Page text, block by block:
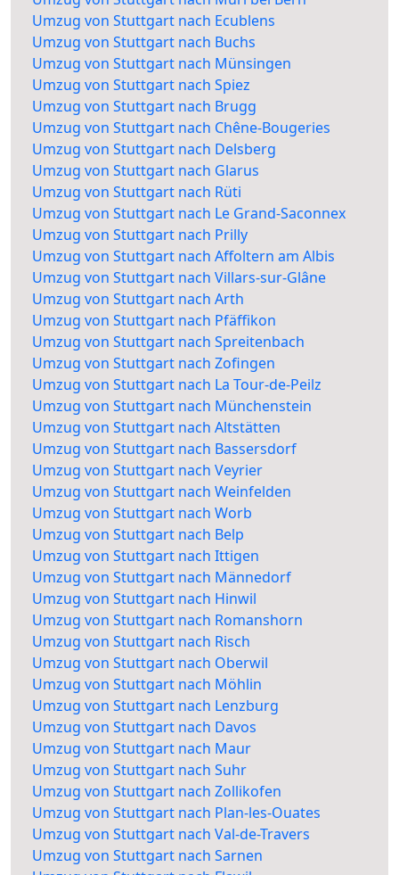
Umzug von Stuttgart nach Ecublens
Umzug von Stuttgart nach Buchs
Umzug von Stuttgart nach Münsingen
Umzug von Stuttgart nach Spiez
Umzug von Stuttgart nach Brugg
Umzug von Stuttgart nach Chêne-Bougeries
Umzug von Stuttgart nach Delsberg
Umzug von Stuttgart nach Glarus
Umzug von Stuttgart nach Rüti
Umzug von Stuttgart nach Le Grand-Saconnex
Umzug von Stuttgart nach Prilly
Umzug von Stuttgart nach Affoltern am Albis
Umzug von Stuttgart nach Villars-sur-Glâne
Umzug von Stuttgart nach Arth
Umzug von Stuttgart nach Pfäffikon
Umzug von Stuttgart nach Spreitenbach
Umzug von Stuttgart nach Zofingen
Umzug von Stuttgart nach La Tour-de-Peilz
Umzug von Stuttgart nach Münchenstein
Umzug von Stuttgart nach Altstätten
Umzug von Stuttgart nach Bassersdorf
Umzug von Stuttgart nach Veyrier
Umzug von Stuttgart nach Weinfelden
Umzug von Stuttgart nach Worb
Umzug von Stuttgart nach Belp
Umzug von Stuttgart nach Ittigen
Umzug von Stuttgart nach Männedorf
Umzug von Stuttgart nach Hinwil
Umzug von Stuttgart nach Romanshorn
Umzug von Stuttgart nach Risch
Umzug von Stuttgart nach Oberwil
Umzug von Stuttgart nach Möhlin
Umzug von Stuttgart nach Lenzburg
Umzug von Stuttgart nach Davos
Umzug von Stuttgart nach Maur
Umzug von Stuttgart nach Suhr
Umzug von Stuttgart nach Zollikofen
Umzug von Stuttgart nach Plan-les-Ouates
Umzug von Stuttgart nach Val-de-Travers
Umzug von Stuttgart nach Sarnen